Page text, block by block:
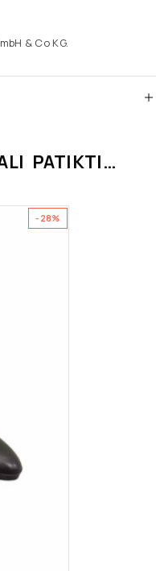
& Co KG.
PATIKTI…
-28%